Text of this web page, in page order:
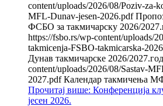
content/uploads/2026/08/Poziv-za-
MFL-Dunav-jesen-2026.pdf
ФСБО за такмичарску 2026/
https://fsbo.rs/wp-content/uploads/
takmicenja-FSBO-takmicarska-
Дунав такмичарске 2026/
content/uploads/2026/08/Sastav-
2027.pdf Календар такмичења
Прочитај више: Конференција
јесен 2026.